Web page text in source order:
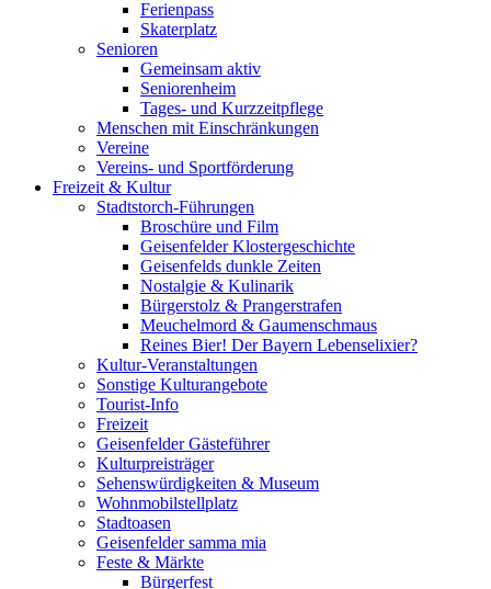
Ferienpass
Skaterplatz
Senioren
Gemeinsam aktiv
Seniorenheim
Tages- und Kurzzeitpflege
Menschen mit Einschränkungen
Vereine
Vereins- und Sportförderung
Freizeit & Kultur
Stadtstorch-Führungen
Broschüre und Film
Geisenfelder Klostergeschichte
Geisenfelds dunkle Zeiten
Nostalgie & Kulinarik
Bürgerstolz & Prangerstrafen
Meuchelmord & Gaumenschmaus
Reines Bier! Der Bayern Lebenselixier?
Kultur-Veranstaltungen
Sonstige Kulturangebote
Tourist-Info
Freizeit
Geisenfelder Gästeführer
Kulturpreisträger
Sehenswürdigkeiten & Museum
Wohnmobilstellplatz
Stadtoasen
Geisenfelder samma mia
Feste & Märkte
Bürgerfest